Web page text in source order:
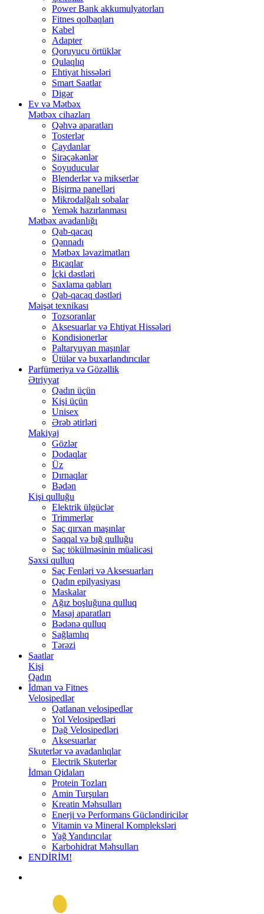
Power Bank akkumulyatorları
Fitnes qolbaqları
Kabel
Adapter
Qoruyucu örtüklər
Qulaqlıq
Ehtiyat hissələri
Smart Saatlar
Digər
Ev və Mətbəx
Mətbəx cihazları
Qəhvə aparatları
Tosterlər
Çaydanlar
Şirəçəkənlər
Soyuducular
Blenderlər və mikserlər
Bişirmə panelləri
Mikrodalğalı sobalar
Yemək hazırlanması
Mətbəx avadanlığı
Qab-qacaq
Qənnadı
Mətbəx ləvazimatları
Bıçaqlar
İçki dəstləri
Saxlama qabları
Qab-qacaq dəstləri
Məişət texnikası
Tozsoranlar
Aksesuarlar və Ehtiyat Hissələri
Kondisionerlər
Paltaryuyan maşınlar
Ütülər və buxarlandırıcılar
Parfümeriya və Gözəllik
Ətriyyat
Qadın üçün
Kişi üçün
Unisex
Ərəb ətirləri
Makiyaj
Gözlər
Dodaqlar
Üz
Dırnaqlar
Bədən
Kişi qulluğu
Elektrik ülgüclər
Trimmerlər
Saç qırxan maşınlar
Saqqal və bığ qulluğu
Saç tökülməsinin müalicəsi
Şəxsi qulluq
Saç Fenləri və Aksesuarları
Qadın epilyasiyası
Maskalar
Ağız boşluğuna qulluq
Masaj aparatları
Bədənə qulluq
Sağlamlıq
Tərəzi
Saatlar
Kişi
Qadın
İdman və Fitnes
Velosipedlər
Qatlanan velosipedlər
Yol Velosipedləri
Dağ Velosipedləri
Aksesuarlar
Skuterlər və avadanlıqlar
Electrik Skuterlər
İdman Qidaları
Protein Tozları
Amin Turşuları
Kreatin Məhsulları
Enerji və Performans Gücləndiricilər
Vitamin və Mineral Kompleksləri
Yağ Yandırıcılar
Karbohidrat Məhsulları
ENDİRİM!